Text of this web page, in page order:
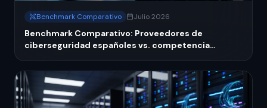
Benchmark Comparativo Julio 2026
Benchmark Comparativo: Proveedores de
ciberseguridad españoles vs. competencia